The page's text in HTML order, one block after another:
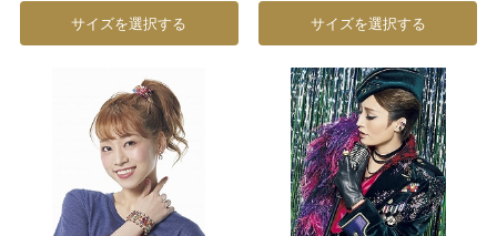
サイズを選択する サイズを選択する